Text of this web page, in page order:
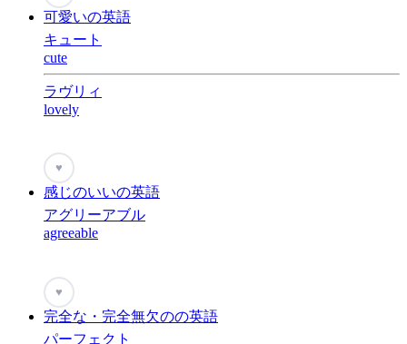
可愛いの英語
キュート
cute
ラヴリィ
lovely
♥
感じのいいの英語
アグリーアブル
agreeable
♥
完全な・完全無欠のの英語
パーフェクト